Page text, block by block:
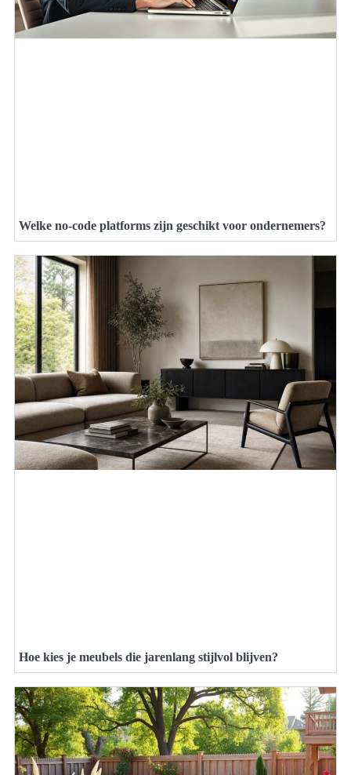
Welke no-code platforms zijn geschikt voor ondernemers?
Hoe kies je meubels die jarenlang stijlvol blijven?